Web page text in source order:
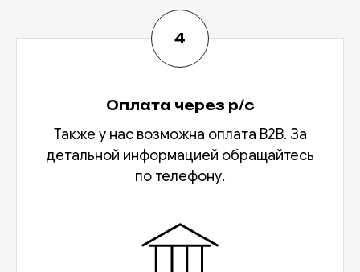
Оплата через р/с
Также у нас возможна оплата В2В. За
детальной информацией обращайтесь
по телефону.